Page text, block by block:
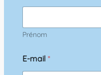
Prénom
E-mail *